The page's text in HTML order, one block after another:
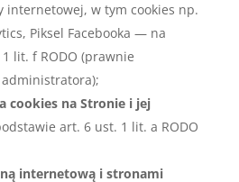
internetowej, w tym cookies np.
Piksel Facebooka — na
lit. f RODO (prawnie
cookies na Stronie i jej
art. 6 ust. 1 lit. a RODO
internetową i stronami